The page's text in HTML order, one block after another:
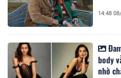
14:48
body
nhờ